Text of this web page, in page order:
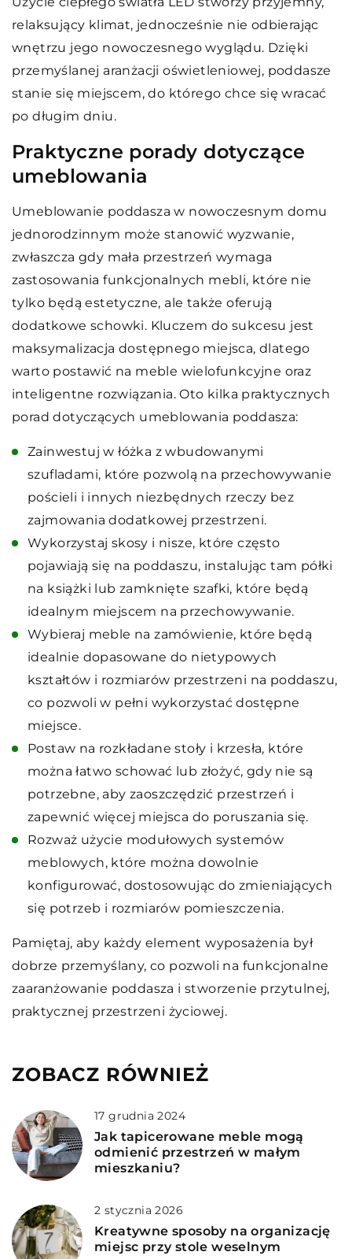
relaksujący klimat, jednocześnie nie odbierając
wnętrzu jego nowoczesnego wyglądu. Dzięki
przemyślanej aranżacji oświetleniowej, poddasze
stanie się miejscem, do którego chce się wracać
po długim dniu.
Praktyczne porady dotyczące
umeblowania
Umeblowanie poddasza w nowoczesnym domu
jednorodzinnym może stanowić wyzwanie,
zwłaszcza gdy mała przestrzeń wymaga
zastosowania funkcjonalnych mebli, które nie
tylko będą estetyczne, ale także oferują
dodatkowe schowki. Kluczem do sukcesu jest
maksymalizacja dostępnego miejsca, dlatego
warto postawić na meble wielofunkcyjne oraz
inteligentne rozwiązania. Oto kilka praktycznych
porad dotyczących umeblowania poddasza:
Zainwestuj w łóżka z wbudowanymi
szufladami, które pozwolą na przechowywanie
pościeli i innych niezbędnych rzeczy bez
zajmowania dodatkowej przestrzeni.
Wykorzystaj skosy i nisze, które często
pojawiają się na poddaszu, instalując tam półki
na książki lub zamknięte szafki, które będą
idealnym miejscem na przechowywanie.
Wybieraj meble na zamówienie, które będą
idealnie dopasowane do nietypowych
kształtów i rozmiarów przestrzeni na poddaszu,
co pozwoli w pełni wykorzystać dostępne
miejsce.
Postaw na rozkładane stoły i krzesła, które
można łatwo schować lub złożyć, gdy nie są
potrzebne, aby zaoszczędzić przestrzeń i
zapewnić więcej miejsca do poruszania się.
Rozważ użycie modułowych systemów
meblowych, które można dowolnie
konfigurować, dostosowując do zmieniających
się potrzeb i rozmiarów pomieszczenia.
Pamiętaj, aby każdy element wyposażenia był
dobrze przemyślany, co pozwoli na funkcjonalne
zaaranżowanie poddasza i stworzenie przytulnej,
praktycznej przestrzeni życiowej.
ZOBACZ RÓWNIEŻ
17 grudnia 2024
Jak tapicerowane meble mogą
odmienić przestrzeń w małym
mieszkaniu?
2 stycznia 2026
Kreatywne sposoby na organizację
miejsc przy stole weselnym